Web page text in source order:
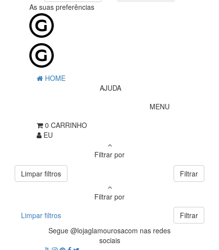
As suas preferências
HOME
AJUDA
MENU
0 CARRINHO
EU
Filtrar por
Limpar filtros
Filtrar
Filtrar por
Limpar filtros
Filtrar
Segue @lojaglamourosacom nas redes
sociais